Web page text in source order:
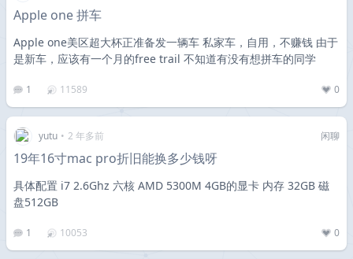
Apple one 拼车
Apple one美区超大杯正准备发一辆车 私家车，自用，不赚钱 由于
是新车，应该有一个月的free trail 不知道有没有想拼车的同学
1 11589 0
yutu • 2 年多前 闲聊
19年16寸mac pro折旧能换多少钱呀
具体配置 i7 2.6Ghz 六核 AMD 5300M 4GB的显卡 内存 32GB 磁
盘512GB
1 10053 0